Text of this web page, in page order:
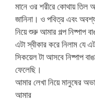
মানে ওর শরীরে কোথায়
জানিনা। ও পবিত্র এবং
নিয়ে শুরু আমার গল্প নিষ্পাপ
এটা স্বীকার করে নিলাম যে
সিকয়েল টা আসবে নিষ্পাপ
ফেলেছি।
আমার লেখা নিয়ে মানুষের
আমার